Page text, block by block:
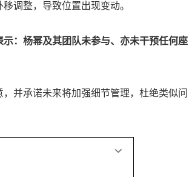
调整，导致位置出现变动。
示：杨幂及其团队未参与、亦未干预任何座
并承诺未来将加强细节管理，杜绝类似问